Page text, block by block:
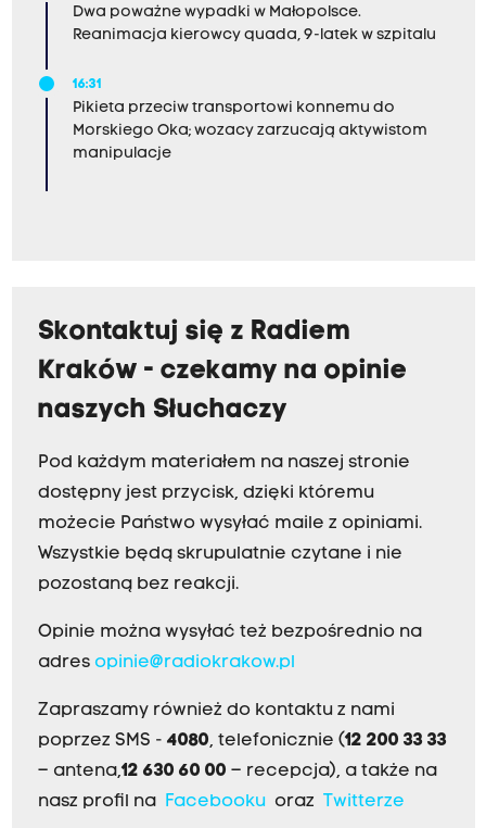
Dwa poważne wypadki w Małopolsce.
Reanimacja kierowcy quada, 9-latek w szpitalu
16:31
Pikieta przeciw transportowi konnemu do
Morskiego Oka; wozacy zarzucają aktywistom
manipulacje
Skontaktuj się z Radiem
Kraków - czekamy na opinie
naszych Słuchaczy
Pod każdym materiałem na naszej stronie
dostępny jest przycisk, dzięki któremu
możecie Państwo wysyłać maile z opiniami.
Wszystkie będą skrupulatnie czytane i nie
pozostaną bez reakcji.
Opinie można wysyłać też bezpośrednio na
adres opinie@radiokrakow.pl
Zapraszamy również do kontaktu z nami
poprzez SMS - 4080, telefonicznie (12 200 33 33
– antena,12 630 60 00 – recepcja), a także na
nasz profil na
Facebookuoraz Twitterze